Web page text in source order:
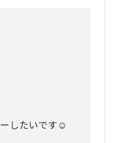
したいです☺️